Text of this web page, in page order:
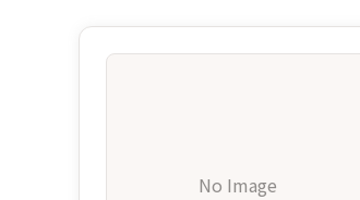
No Image